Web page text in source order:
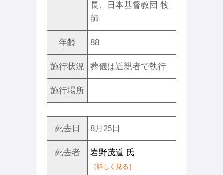
長、日本基督教団 牧
師
年齢 88
施行状況 葬儀は近親者で執行
施行場所
死去日 8月25日
死去者 岩野茂道 氏
［詳しく見る］